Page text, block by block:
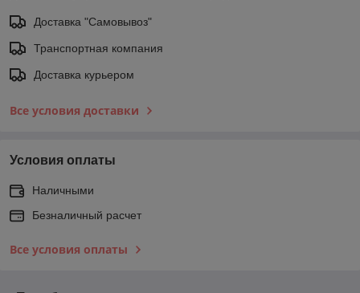
Доставка "Самовывоз"
Транспортная компания
Доставка курьером
Все условия доставки
Условия оплаты
Наличными
Безналичный расчет
Все условия оплаты